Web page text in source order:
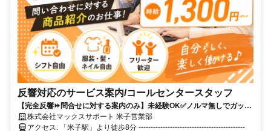
反響対応のサービス案内/コールセンタースタッフ
【完全反響⏩問合せに対する案内のみ】未経験OK✅ノルマ無しでガッツ
リ稼げる✨週3日～OK＆1日４H～／交通費支給／20代,30代活躍中！
株式会社マックスサポート 米子営業部
アクセス: 「米子駅」より徒歩8分 --------------------------------------------